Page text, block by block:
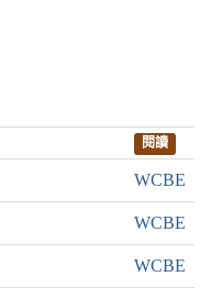
閱讀
WCBE
WCBE
WCBE